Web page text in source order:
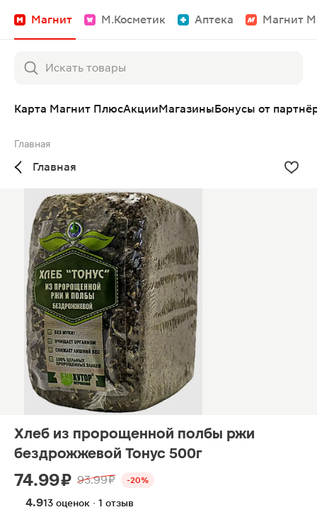
Магнит М.Косметик Аптека Магнит
Карта Магнит ПлюсАкцииМагазиныБонусы от
Главная
Главная
Хлеб из пророщенной полбы ржи
бездрожжевой Тонус 500г
74.99 ₽ 93.99 ₽ -20%
4.913 оценок · 1 отзыв